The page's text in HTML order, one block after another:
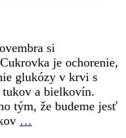
si
je ochorenie,
glukózy v krvi s
a bielkovín.
tým, že budeme jesť
…